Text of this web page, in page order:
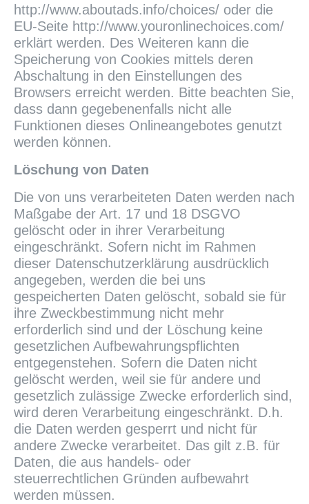
http://www.aboutads.info/choices/ oder die
EU-Seite http://www.youronlinechoices.com/
erklärt werden. Des Weiteren kann die
Speicherung von Cookies mittels deren
Abschaltung in den Einstellungen des
Browsers erreicht werden. Bitte beachten Sie,
dass dann gegebenenfalls nicht alle
Funktionen dieses Onlineangebotes genutzt
werden können.
Löschung von Daten
Die von uns verarbeiteten Daten werden nach
Maßgabe der Art. 17 und 18 DSGVO
gelöscht oder in ihrer Verarbeitung
eingeschränkt. Sofern nicht im Rahmen
dieser Datenschutzerklärung ausdrücklich
angegeben, werden die bei uns
gespeicherten Daten gelöscht, sobald sie für
ihre Zweckbestimmung nicht mehr
erforderlich sind und der Löschung keine
gesetzlichen Aufbewahrungspflichten
entgegenstehen. Sofern die Daten nicht
gelöscht werden, weil sie für andere und
gesetzlich zulässige Zwecke erforderlich sind,
wird deren Verarbeitung eingeschränkt. D.h.
die Daten werden gesperrt und nicht für
andere Zwecke verarbeitet. Das gilt z.B. für
Daten, die aus handels- oder
steuerrechtlichen Gründen aufbewahrt
werden müssen.